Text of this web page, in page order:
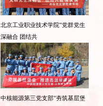
北京工业职业技术学院“党群党生
深融合 团结共
中核能源第三党支部“夯筑基层堡